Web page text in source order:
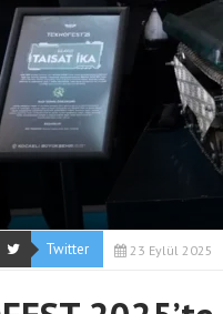
Twitter 23 Eylül 2025